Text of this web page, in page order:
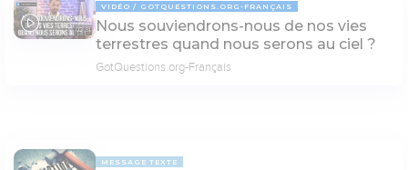
02:31
VIDÉO GOTQUESTIONS.ORG-FRANÇAIS
Nous souviendrons-nous de nos vies
terrestres quand nous serons au ciel ?
GotQuestions.org-Français
MESSAGE TEXTE